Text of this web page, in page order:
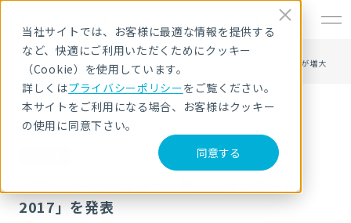
当社サイトでは、お客様に最適な情報を提供する
など、快適にご利用いただくためにクッキー
（Cookie）を使用しています。
詳しくはプライバシーポリシーをご覧ください。
本サイトをご利用になる場合、お客様はクッキー
の使用に同意下さい。
同意する
HOME
ニュース・トピックス
「サイバーセキュリティ傾向分析レポート2017」を発表～ "気軽なIT利用"が増大
させるセキュリティリスク ～
2017」を発表